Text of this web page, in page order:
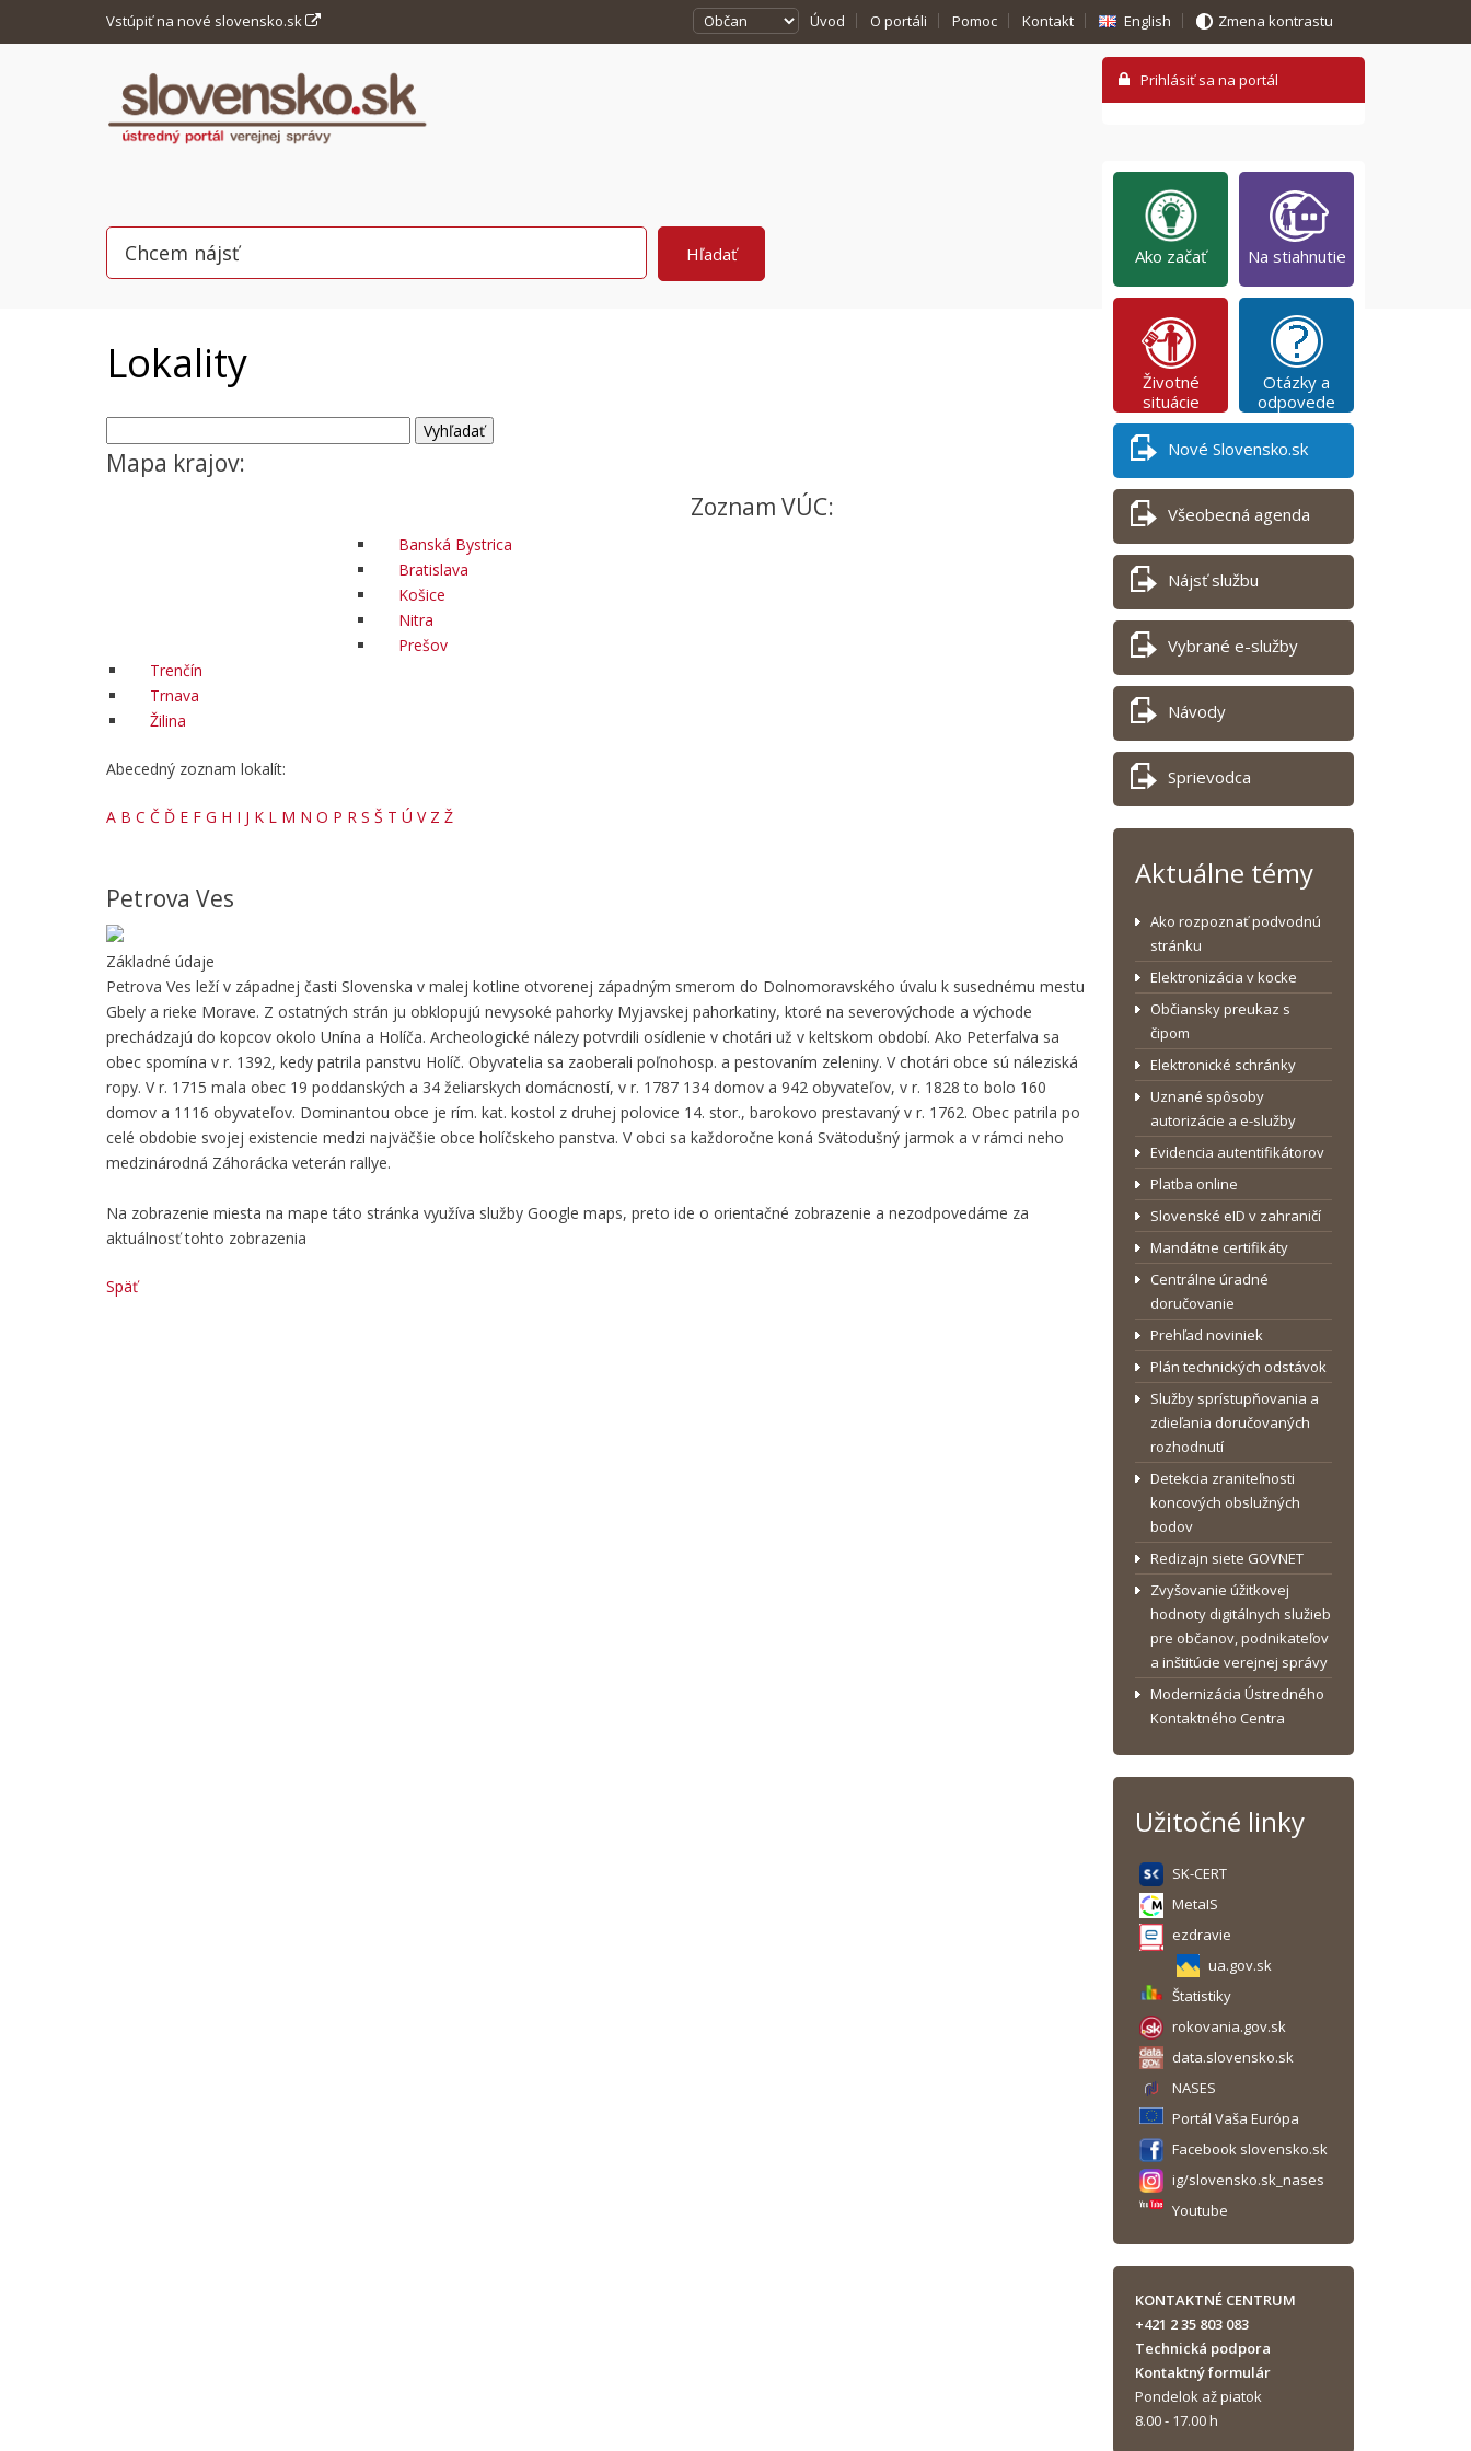
Vstúpiť na nové slovensko.sk Úvod O portáli Pomoc Kontakt English Zmena kontrastu
Lokality
Mapa krajov:
Zoznam VÚC:
Banská Bystrica
Bratislava
Košice
Nitra
Prešov
Trenčín
Trnava
Žilina
Abecedný zoznam lokalít:
A B C Č Ď E F G H I J K L M N O P R S Š T Ú V Z Ž
Petrova Ves
Základné údaje
Petrova Ves leží v západnej časti Slovenska v malej kotline otvorenej západným smerom do Dolnomoravského úvalu k susednému mestu
Gbely a rieke Morave. Z ostatných strán ju obklopujú nevysoké pahorky Myjavskej pahorkatiny, ktoré na severovýchode a východe
prechádzajú do kopcov okolo Unína a Holíča. Archeologické nálezy potvrdili osídlenie v chotári už v keltskom období. Ako Peterfalva sa
obec spomína v r. 1392, kedy patrila panstvu Holíč. Obyvatelia sa zaoberali poľnohosp. a pestovaním zeleniny. V chotári obce sú náleziská
ropy. V r. 1715 mala obec 19 poddanských a 34 želiarskych domácností, v r. 1787 134 domov a 942 obyvateľov, v r. 1828 to bolo 160
domov a 1116 obyvateľov. Dominantou obce je rím. kat. kostol z druhej polovice 14. stor., barokovo prestavaný v r. 1762. Obec patrila po
celé obdobie svojej existencie medzi najväčšie obce holíčskeho panstva. V obci sa každoročne koná Svätodušný jarmok a v rámci neho
medzinárodná Záhorácka veterán rallye.
Na zobrazenie miesta na mape táto stránka využíva služby Google maps, preto ide o orientačné zobrazenie a nezodpovedáme za
aktuálnosť tohto zobrazenia
Späť
Ako začať Na stiahnutie
Životné
situácie
Otázky a
odpovede
Nové Slovensko.sk
Všeobecná agenda
Nájsť službu
Vybrané e-služby
Návody
Sprievodca
Aktuálne témy
Ako rozpoznať podvodnú
stránku
Elektronizácia v kocke
Občiansky preukaz s
čipom
Elektronické schránky
Uznané spôsoby
autorizácie a e-služby
Evidencia autentifikátorov
Platba online
Slovenské eID v zahraničí
Mandátne certifikáty
Centrálne úradné
doručovanie
Prehľad noviniek
Plán technických odstávok
Služby sprístupňovania a
zdieľania doručovaných
rozhodnutí
Detekcia zraniteľnosti
koncových obslužných
bodov
Redizajn siete GOVNET
Zvyšovanie úžitkovej
hodnoty digitálnych služieb
pre občanov, podnikateľov
a inštitúcie verejnej správy
Modernizácia Ústredného
Kontaktného Centra
Užitočné linky
SK-CERT
MetaIS
ezdravie
ua.gov.sk
Štatistiky
rokovania.gov.sk
data.slovensko.sk
NASES
Portál Vaša Európa
Facebook slovensko.sk
ig/slovensko.sk_nases
Youtube
KONTAKTNÉ CENTRUM
+421 2 35 803 083
Technická podpora
Kontaktný formulár
Pondelok až piatok
8.00 - 17.00 h